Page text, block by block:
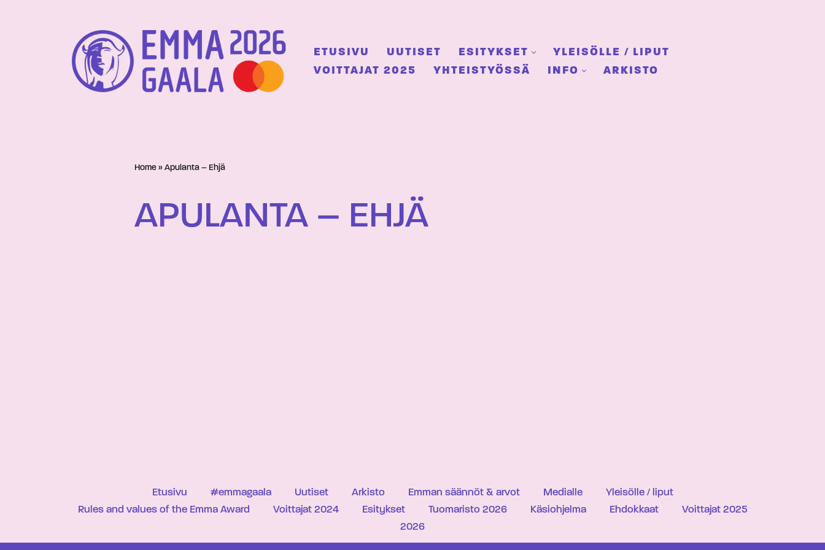
ETUSIVU UUTISET ESITYKSET
YLEISÖLLE / LIPUT
VOITTAJAT 2025
YHTEISTYÖSSÄ INFO ARKISTO
Home » Apulanta – Ehjä
APULANTA – EHJÄ
Etusivu #emmagaala Uutiset Arkisto Emman säännöt & arvot Medialle
Yleisölle / liput
Rules and values of the Emma Award
Voittajat 2024 Esitykset Tuomaristo 2026 Käsiohjelma Ehdokkaat
Voittajat 2025
2026